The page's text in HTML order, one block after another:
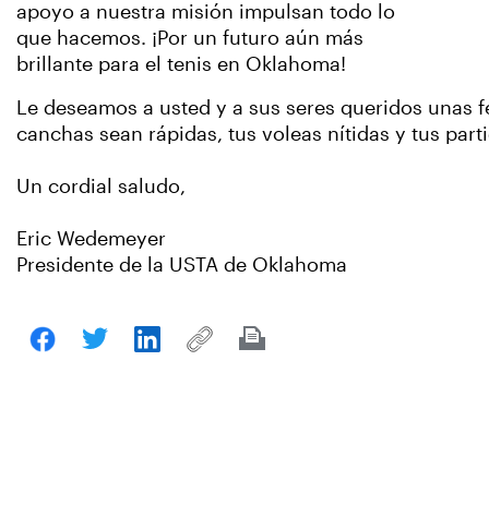
apoyo a nuestra misión impulsan todo lo
que hacemos. ¡Por un futuro aún más
brillante para el tenis en Oklahoma!
Le deseamos a usted y a sus seres queridos
canchas sean rápidas, tus voleas nítidas y tus
Un cordial saludo,
Eric Wedemeyer
Presidente de la USTA de Oklahoma